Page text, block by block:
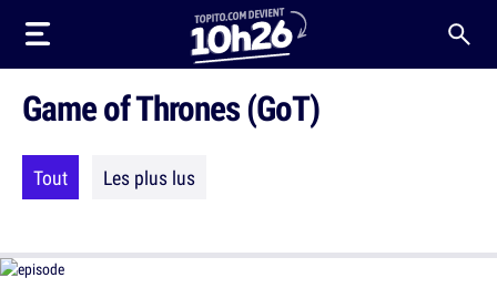
Game of Thrones (GoT)
Tout Les plus lus